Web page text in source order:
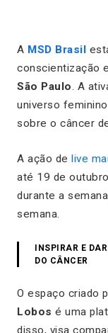
A MSD Brasil
conscientização
São Paulo. A
universo
sobre o câncer
A ação de live
até 19 de
durante a
semana.
INSPIRAR E
DO CÂNCER
O espaço criado
Lobos é uma
disso, visa